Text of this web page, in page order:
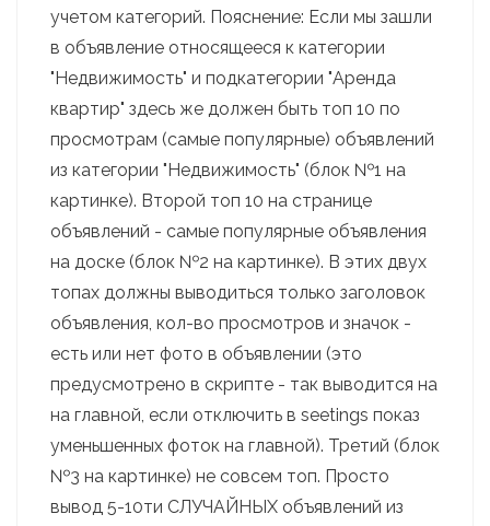
учетом категорий. Пояснение: Если мы зашли
в объявление относящееся к категории
"Недвижимость" и подкатегории "Аренда
квартир" здесь же должен быть топ 10 по
просмотрам (самые популярные) объявлений
из категории "Недвижимость" (блок №1 на
картинке). Второй топ 10 на странице
объявлений - самые популярные объявления
на доске (блок №2 на картинке). В этих двух
топах должны выводиться только заголовок
объявления, кол-во просмотров и значок -
есть или нет фото в объявлении (это
предусмотрено в скрипте - так выводится на
на главной, если отключить в seetings показ
уменьшенных фоток на главной). Третий (блок
№3 на картинке) не совсем топ. Просто
вывод 5-10ти СЛУЧАЙНЫХ объявлений из